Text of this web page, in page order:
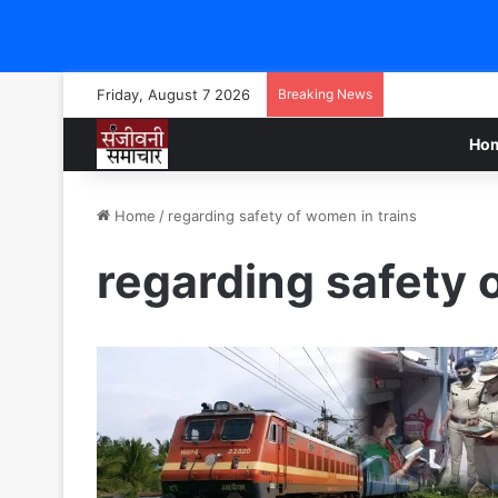
Friday, August 7 2026 Breaking News
Home / regarding safety of women in trains
regarding safety